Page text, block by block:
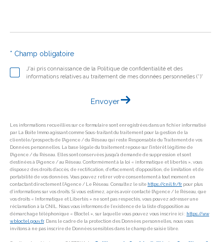
J'ai pris connaissance de la Politique de confidentialité et des
informations relatives au traitement de mes données personnelles (*)*
* Champ obligatoire
Envoyer
Les informations recueillies sur ce formulaire sont enregistrées dans un fichier informatisé
par La Boite Immo agissant comme Sous-traitant du traitement pour la gestion de la
clientèle/prospects de l'Agence / du Réseau qui reste Responsable du Traitement de vos
Données personnelles. La base légale du traitement repose sur l'intérêt légitime de
l'Agence / du Réseau. Elles sont conservées jusqu'à demande de suppression et sont
destinées à l'Agence / au Réseau. Conformément à la loi « informatique et libertés », vous
disposez des droits d’accès, de rectification, d’effacement, d’opposition, de limitation et de
portabilité de vos données. Vous pouvez retirer votre consentement à tout moment en
contactant directement l’Agence / Le Réseau. Consultez le site https://cnil.fr/fr pour plus
d’informations sur vos droits. Si vous estimez, après avoir contacté l'Agence / le Réseau, que
vos droits « Informatique et Libertés » ne sont pas respectés, vous pouvez adresser une
réclamation à la CNIL. Nous vous informons de l’existence de la liste d'opposition au
démarchage téléphonique « Bloctel », sur laquelle vous pouvez vous inscrire ici : https://ww
w.bloctel.gouv.fr. Dans le cadre de la protection des Données personnelles, nous vous
invitons à ne pas inscrire de Données sensibles dans le champ de saisie libre.